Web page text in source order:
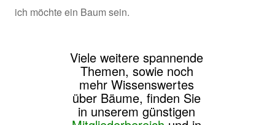
ich möchte ein Baum sein.
Viele weitere spannende
Themen, sowie noch
mehr Wissenswertes
über Bäume, finden Sie
in unserem günstigen